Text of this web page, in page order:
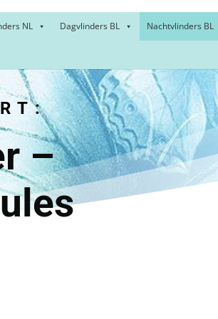
NL Dagvlinders BL Nachtvlinders BL